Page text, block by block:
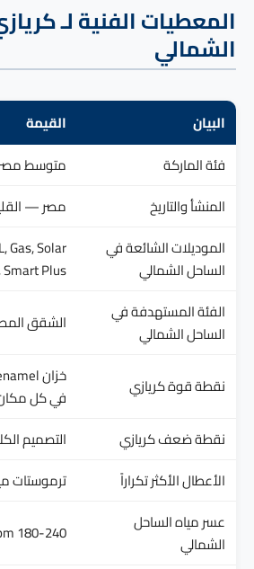
المعطيات الفنية لـ
الشمالي
البيان
القيمة
فئة الماركة
متوسط
المنشأ والتاريخ
مصر —
الموديلات الشائعة في
الساحل الشمالي
Gas, Solar
Plus
الفئة المستهدفة في
الساحل الشمالي
الشقق
نقطة قوة كريازي
في كل
نقطة ضعف كريازي
التصميم
الأعطال الأكثر تكراراً
ترموستات
عسر مياه الساحل
الشمالي
180-240 ppm